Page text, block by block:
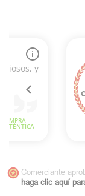
Comerciante
haga clic aquí